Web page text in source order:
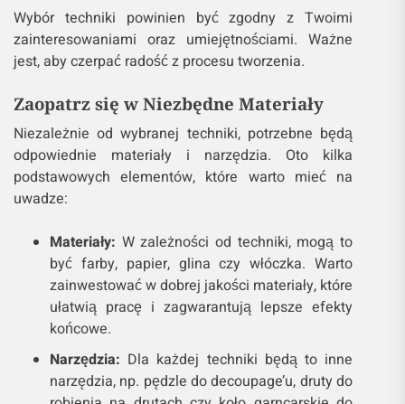
Wybór techniki powinien być zgodny z Twoimi
zainteresowaniami oraz umiejętnościami. Ważne
jest, aby czerpać radość z procesu tworzenia.
Zaopatrz się w Niezbędne Materiały
Niezależnie od wybranej techniki, potrzebne będą
odpowiednie materiały i narzędzia. Oto kilka
podstawowych elementów, które warto mieć na
uwadze:
Materiały: W zależności od techniki, mogą to
być farby, papier, glina czy włóczka. Warto
zainwestować w dobrej jakości materiały, które
ułatwią pracę i zagwarantują lepsze efekty
końcowe.
Narzędzia: Dla każdej techniki będą to inne
narzędzia, np. pędzle do decoupage’u, druty do